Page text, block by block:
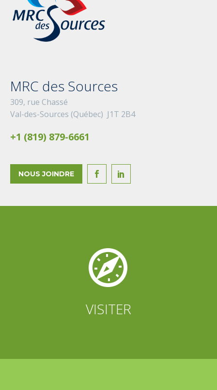
MRC des Sources
309, rue Chassé
Val-des-Sources (Québec) J1T 2B4
+1 (819) 879-6661
NOUS JOINDRE  


VISITER